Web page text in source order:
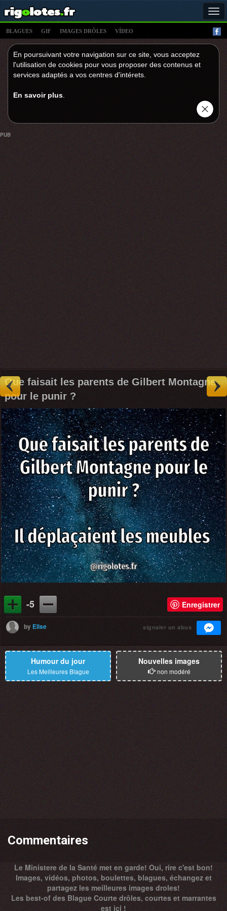
BLAGUES GIF IMAGES DRÔLES VÍDEO
En poursuivant votre navigation sur ce site, vous acceptez
l'utilisation de cookies pour vous proposer des contenus et
services adaptés a vos centres d'intérets.
En savoir plus
PUB
Que faisait les parents de Gilbert Montagne
pour le punir ?
-5 Enregistrer
by Elise signaler un abus
Humour du jour
Les Meilleures Blague
Nouvelles images
non modéré
Commentaires
Le Ministere de la Santé met en garde! Oui, rire c'est bon!
Images, vidéos, photos, boulettes, blagues, échangez et
partagez les meilleures images droles!
Les best-of des Blague Courte drôles, courtes et marrantes
est ici !